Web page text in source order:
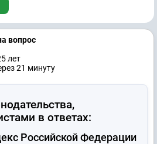
вопрос
лет
21 минуту
в ответах:
Российской Федерации